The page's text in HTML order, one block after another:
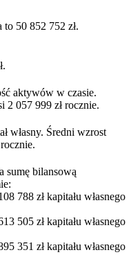
50 852 752 zł.
aktywów w czasie.
057 999 zł rocznie.
własny. Średni wzrost
sumę bilansową
788 zł kapitału własnego
505 zł kapitału własnego
351 zł kapitału własnego